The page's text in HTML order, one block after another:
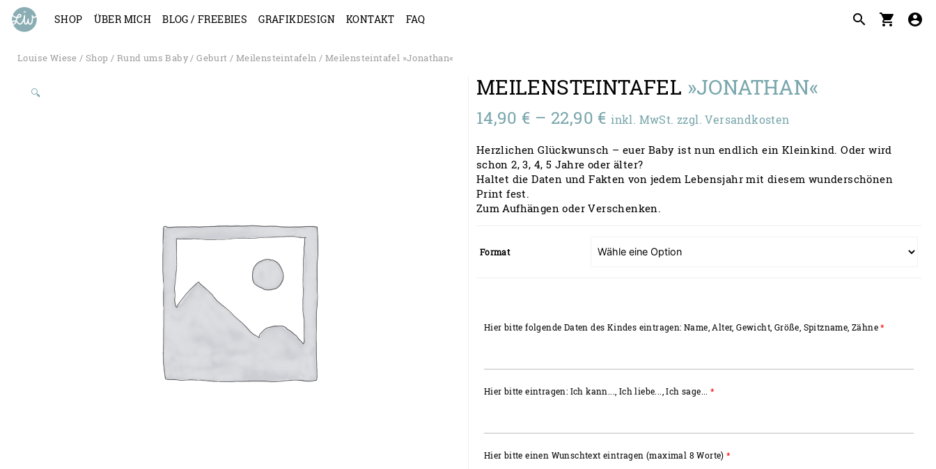
search shopping_cart account_circle
SHOP ÜBER MICH BLOG / FREEBIES GRAFIKDESIGN KONTAKT FAQ
Louise Wiese / Shop / Rund ums Baby/Geburt / Meilensteintafeln / Meilensteintafel »Jonathan«
🔍 MEILENSTEINTAFEL »JONATHAN«
14,90 € – 22,90 €Preisspanne:
14,90 €
bis
22,90 €
inkl. MwSt. zzgl. Versandkosten
Herzlichen Glückwunsch – euer Baby ist nun endlich ein Kleinkind. Oder wird
schon 2, 3, 4, 5 Jahre oder älter?
Haltet die Daten und Fakten von jedem Lebensjahr mit diesem wunderschönen
Print fest.
Zum Aufhängen oder Verschenken.
Format
Hier bitte folgende Daten des Kindes eintragen: Name, Alter, Gewicht, Größe, Spitzname, Zähne*
Hier bitte eintragen: Ich kann..., Ich liebe..., Ich sage... *
Hier bitte einen Wunschtext eintragen (maximal 8 Worte) *